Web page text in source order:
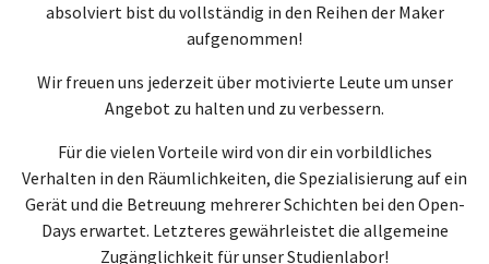
absolviert bist du vollständig in den Reihen der Maker
aufgenommen!
Wir freuen uns jederzeit über motivierte Leute um unser
Angebot zu halten und zu verbessern.
Für die vielen Vorteile wird von dir ein vorbildliches
Verhalten in den Räumlichkeiten, die Spezialisierung auf ein
Gerät und die Betreuung mehrerer Schichten bei den Open-
Days erwartet. Letzteres gewährleistet die allgemeine
Zugänglichkeit für unser Studienlabor!